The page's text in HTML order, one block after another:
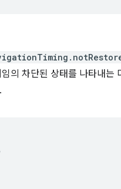
의 차단된 상태를 나타내는